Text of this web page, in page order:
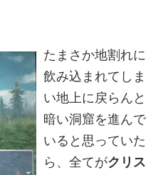
たまさか地割れに
飲み込まれてしま
い地上に戻らんと
暗い洞窟を進んで
いると思っていた
ら、全てがクリス